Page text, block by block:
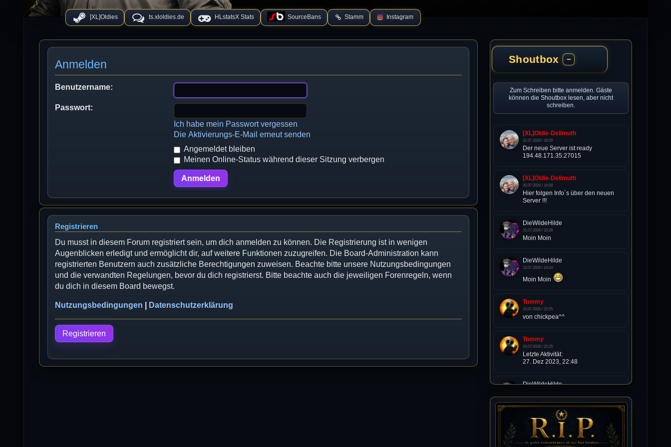
[XL]Oldies ts.xloldies.de HLstatsX Stats SourceBans Stamm Instagram
Anmelden
Benutzername:
Passwort:
Ich habe mein Passwort vergessen
Die Aktivierungs-E-Mail erneut senden
Angemeldet bleiben
Meinen Online-Status während dieser Sitzung verbergen
Registrieren
Du musst in diesem Forum registriert sein, um dich anmelden zu können. Die Registrierung ist in wenigen
Augenblicken erledigt und ermöglicht dir, auf weitere Funktionen zuzugreifen. Die Board-Administration kann
registrierten Benutzern auch zusätzliche Berechtigungen zuweisen. Beachte bitte unsere Nutzungsbedingungen
und die verwandten Regelungen, bevor du dich registrierst. Bitte beachte auch die jeweiligen Forenregeln, wenn
du dich in diesem Board bewegst.
Nutzungsbedingungen Datenschutzerklärung
Registrieren
Shoutbox −
Zum Schreiben bitte anmelden. Gäste
können die Shoutbox lesen, aber nicht
schreiben.
[XL]Oldie-Dellmuth
31.07.2026 / 18:59
Der neue Server ist ready
194.48.171.35:27015
[XL]Oldie-Dellmuth
30.07.2026 / 16:08
Hier folgen Info´s über den neuen
Server !!!
DieWildeHilde
21.07.2026 / 10:28
Moin Moin
DieWildeHilde
12.07.2026 / 14:14
Moin Moin
Tommy
10.07.2026 / 22:25
von chickpea^^
Tommy
10.07.2026 / 22:25
Letzte Aktivität:
27. Dez 2023, 22:48
DieWildeHilde
Happy Birthday Chickpea
DieWildeHilde
10.07.2026 / 10:08
Hallo meine Lieben!